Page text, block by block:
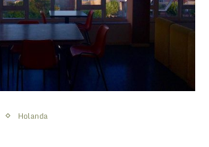
Holanda